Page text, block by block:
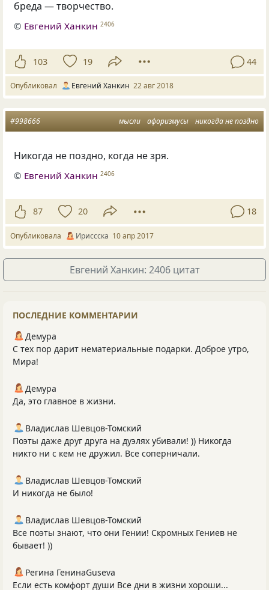
бреда — творчество.
© Евгений Ханкин 2406
103 19 44
Опубликовал Евгений Ханкин 22 авг 2018
мысли афоризмусы никогда не поздно
#998666
Никогда не поздно, когда не зря.
© Евгений Ханкин 2406
87 20 18
Опубликовала Ириссска 10 апр 2017
Евгений Ханкин: 2406 цитат
ПОСЛЕДНИЕ КОММЕНТАРИИ
Демура
С тех пор дарит нематериальные подарки. Доброе утро,
Мира!
Демура
Да, это главное в жизни.
Владислав Шевцов-Томский
Поэты даже друг друга на дуэлях убивали! )) Никогда
никто ни с кем не дружил. Все соперничали.
Владислав Шевцов-Томский
И никогда не было!
Владислав Шевцов-Томский
Все поэты знают, что они Гении! Скромных Гениев не
бывает! ))
Регина ГенинаGuseva
Если есть комфорт души Все дни в жизни хороши...